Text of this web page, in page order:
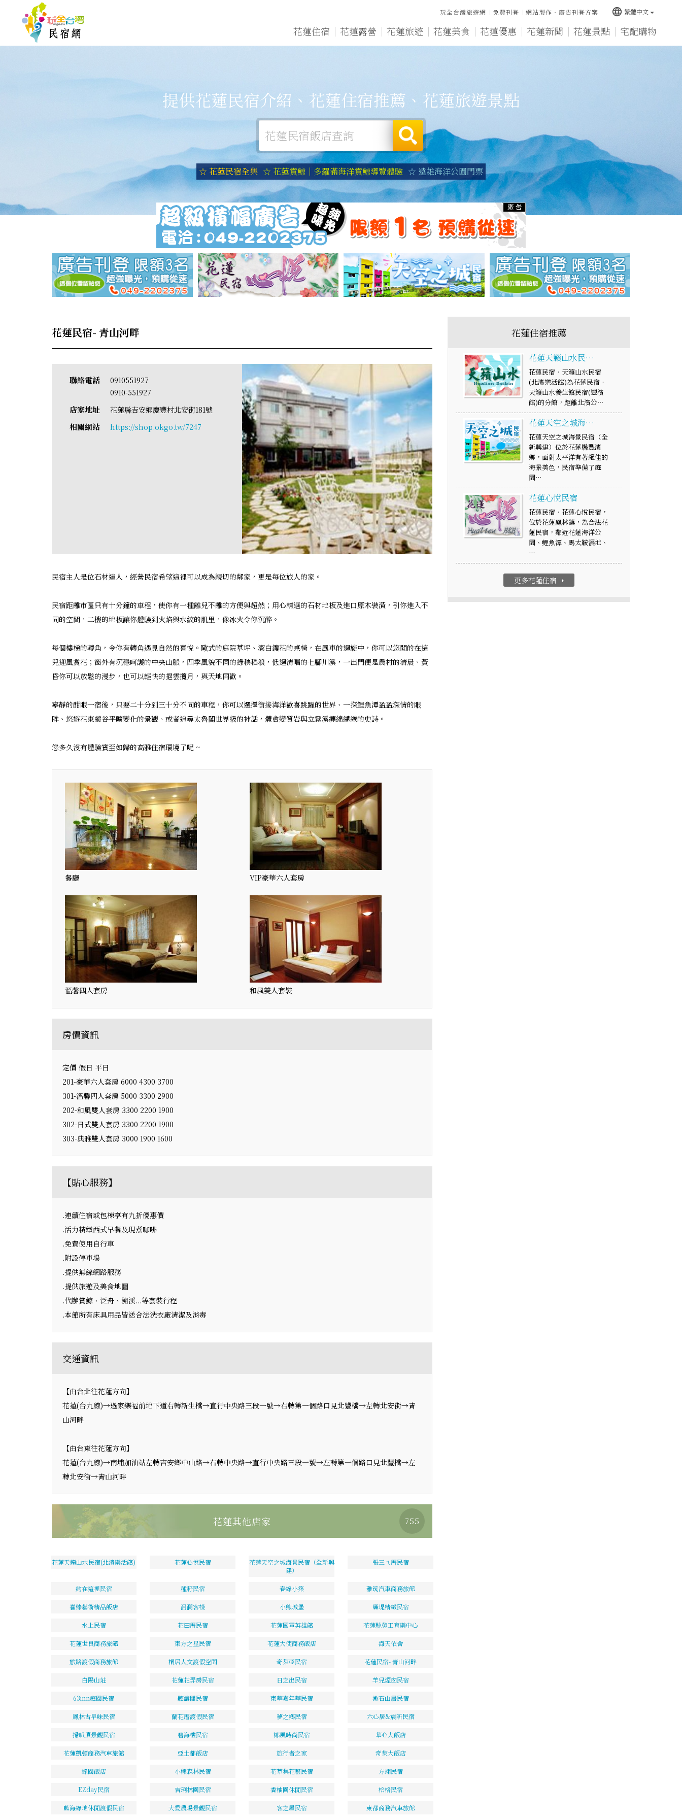
花蓮住宿 花蓮露營 花蓮旅遊 花蓮美食 花蓮優惠 花蓮新聞 花蓮景點 宅配購物
玩全台灣旅遊網 免費刊登 網站製作‧廣告刊登方案 language 繁體中文
提供花蓮民宿介紹、花蓮住宿推薦、花蓮旅遊景點
☆ 花蓮民宿全集 ☆ 花蓮賞鯨｜多羅滿海洋賞鯨導覽體驗 ☆ 遠雄海洋公園門票
花蓮民宿- 青山河畔
聯絡電話
0910551927
0910-551927
店家地址 花蓮縣吉安鄉慶豐村北安街181號
相關網站 https://shop.okgo.tw/7247
民宿主人是位石材達人，經營民宿希望這裡可以成為親切的鄰家，更是每位旅人的家。
民宿距離市區只有十分鐘的車程，使你有一種離兒不離的方便與超然；用心精選的石材地板及進口原木裝潢，引你進入不
同的空間，二樓的地板讓你體驗到火焰與水紋的肌里，像冰火令你沉醉。
每個樓梯的轉角，令你有轉角遇見自然的喜悅。歐式的庭院草坪、潔白鏤花的桌椅，在風車的迴旋中，你可以悠閒的在這
兒迎風賞花；窗外有沉穩呵護的中央山脈，四季風貌不同的綠秧稻浪，低迴清唱的七腳川溪，一出門便是農村的清晨、黃
昏你可以放鬆的漫步，也可以輕快的挹雲攬月，與天地同歡。
寧靜的酣眠一宿後，只要二十分到三十分不同的車程，你可以選擇銜接海洋歡喜跳躍的世界、一探鯉魚潭盈盈深情的眼
眸、悠遊花東縱谷平曠變化的景觀、或者追尋太魯閣世界級的神話，體會變質岩與立霧溪纏綿繾綣的史詩。
您多久沒有體驗賓至如歸的高雅住宿環境了呢 ~
餐廳 VIP豪華六人套房
溫馨四人套房 和風雙人套裝
房價資訊
定價 假日 平日
201-豪華六人套房 6000 4300 3700
301-溫馨四人套房 5000 3300 2900
202-和風雙人套房 3300 2200 1900
302-日式雙人套房 3300 2200 1900
303-典雅雙人套房 3000 1900 1600
【貼心服務】
.連續住宿或包棟享有九折優惠價
.活力精緻西式早餐及現煮咖啡
.免費使用自行車
.附設停車場
.提供無線網路服務
.提供旅遊及美食地圖
.代辦賞鯨、泛舟、溯溪...等套裝行程
.本館所有床具用品皆送合法洗衣廠清潔及消毒
交通資訊
【由台北往花蓮方向】
花蓮(台九線)→過家樂福前地下道右轉新生橋→直行中央路三段一號→右轉第一個路口見北豐橋→左轉北安街→青
山河畔
【由台東往花蓮方向】
花蓮(台九線)→南埔加油站左轉吉安鄉中山路→右轉中央路→直行中央路三段一號→左轉第一個路口見北豐橋→左
轉北安街→青山河畔
花蓮其他店家 755
花蓮天籟山水民宿(北濱樂活館) 花蓮心悅民宿
花蓮天空之城海景民宿（全新興
建）
張三ㄟ厝民宿
約在這裡民宿 種籽民宿 春綠小築 雅筑汽車商務旅館
喜臻藝術精品飯店 洄瀾客棧 小熊城堡 麗堤精緻民宿
水上民宿 花田厝民宿 花蓮國軍英雄館 花蓮縣勞工育樂中心
花蓮世良商務旅館 東方之星民宿 花蓮大使商務飯店 海天依舍
旅路渡假商務旅館 桐居人文渡假空間 奇萊亞民宿 花蓮民宿- 青山河畔
白陽山莊 花蓮花弄房民宿 日之出民宿 羊兒煙囪民宿
63inn庭園民宿 聽濤閣民宿 東華嘉年華民宿 漱石山居民宿
鳳林古早味民宿 蘭花厝渡假民宿 夢之鄉民宿 六心居&宸昕民宿
掃叭頂景觀民宿 碧海樓民宿 椰風時尚民宿 華心大飯店
花蓮凱頓商務汽車旅館 亞士都飯店 旅行者之家 奇萊大飯店
綠園飯店 小熊森林民宿 花草集花藝民宿 方翊民宿
EZday民宿 吉琍林園民宿 香柚園休閒民宿 松格民宿
藍海綠地休閒渡假民宿 大愛農場景觀民宿 客之屋民宿 東都商務汽車旅館
花蓮住宿推薦
花蓮天籟山水民…
花蓮民宿‧天籟山水民宿
(北濱樂活館)為花蓮民宿‧
天籟山水養生館民宿(豐濱
館)的分館，距離北濱公…
花蓮天空之城海…
花蓮天空之城海景民宿（全
新興建）位於花蓮縣豐濱
鄉，面對太平洋有著絕佳的
海景美色，民宿準備了庭
園…
花蓮心悅民宿
花蓮民宿‧花蓮心悅民宿，
位於花蓮鳳林鎮，為合法花
蓮民宿，鄰近花蓮海洋公
園、鯉魚潭、馬太鞍濕地、
…
更多花蓮住宿 arrow_right